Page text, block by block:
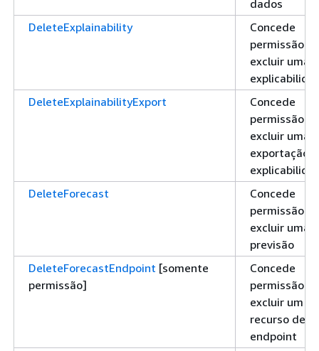
dados
DeleteExplainability
Concede
permissão
excluir uma
DeleteExplainabilityExport
Concede
permissão
excluir uma
exportação
DeleteForecast
Concede
permissão
excluir uma
previsão
DeleteForecastEndpoint [somente
permissão]
Concede
permissão
excluir um
recurso de
endpoint